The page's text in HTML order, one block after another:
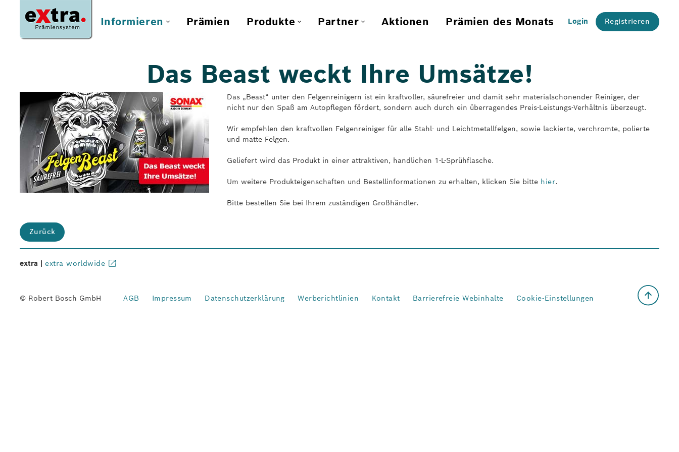
Informieren Prämien Produkte Partner Aktionen Prämien des Monats Login Registrieren
Das Beast weckt Ihre Umsätze!
Das „Beast“ unter den Felgenreinigern ist ein kraftvoller, säurefreier und damit sehr materialschonender Reiniger, der
nicht nur den Spaß am Autopflegen fördert, sondern auch durch ein überragendes Preis-Leistungs-Verhältnis überzeugt.
Wir empfehlen den kraftvollen Felgenreiniger für alle Stahl- und Leichtmetallfelgen, sowie lackierte, verchromte, polierte
und matte Felgen.
Geliefert wird das Produkt in einer attraktiven, handlichen 1-L-Sprühflasche.
Um weitere Produkteigenschaften und Bestellinformationen zu erhalten, klicken Sie bitte hier.
Bitte bestellen Sie bei Ihrem zuständigen Großhändler.
Zurück
extra |extra worldwide
© Robert Bosch GmbH AGB Impressum Datenschutzerklärung Werberichtlinien Kontakt Barrierefreie Webinhalte Cookie-Einstellungen